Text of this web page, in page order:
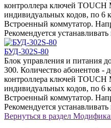
контроллера ключей
индивидуальных кодов, по 6
Встроенный коммутатор.
Рекомендуется
БУД-302S-80
Блок управления и питания
300. Количество абонентов -
контроллера ключей
индивидуальных кодов, по 6
Встроенный коммутатор.
Рекомендуется
Вернуться в раздел